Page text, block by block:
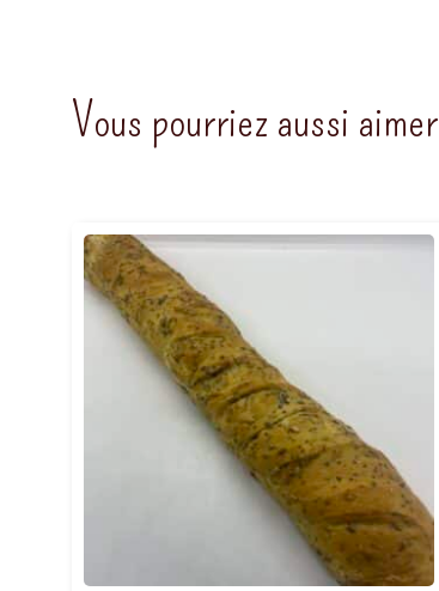
Vous pourriez aussi aimer